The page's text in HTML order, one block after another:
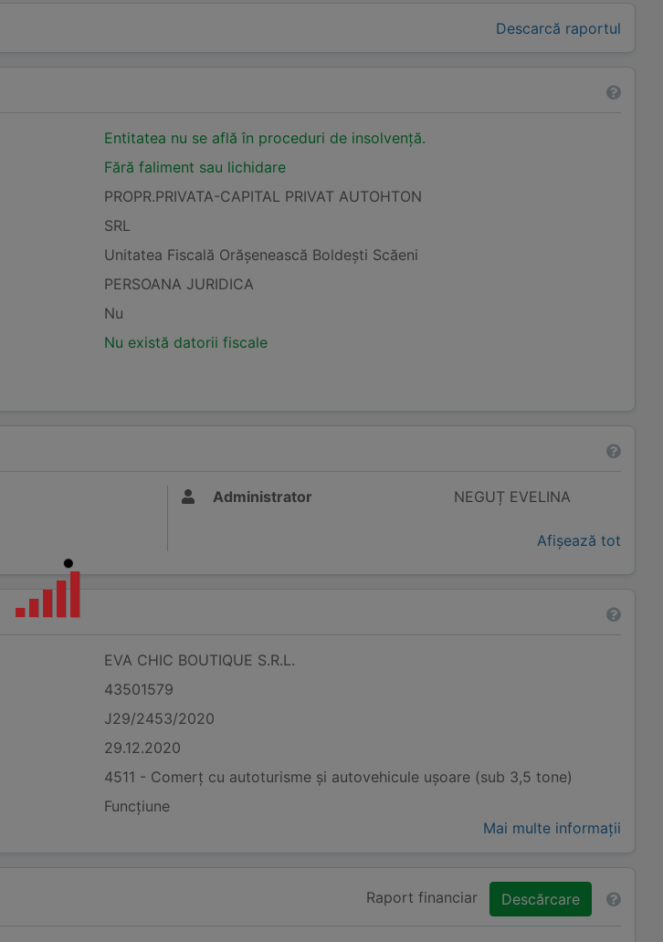
Descarcă raportul
Entitatea nu se află în proceduri de insolvență.
Fără faliment sau lichidare
PROPR.PRIVATA-CAPITAL PRIVAT AUTOHTON
SRL
Unitatea Fiscală Orăşenească Boldeşti Scăeni
PERSOANA JURIDICA
Nu
Nu există datorii fiscale
Administrator NEGUȚ EVELINA
Afișează tot
EVA CHIC BOUTIQUE S.R.L.
43501579
J29/2453/2020
29.12.2020
4511 - Comerț cu autoturisme și autovehicule ușoare (sub 3,5 tone)
Funcțiune
Mai multe informații
Raport financiar Descărcare